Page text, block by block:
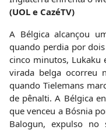
(UOL e CazéTV)
A Bélgica alcançou
quando perdia por
cinco minutos, Lukaku
virada belga ocorreu
quando Tielemans
de pênalti. A Bélgica
que venceu a Bósnia
Balogun, expulso